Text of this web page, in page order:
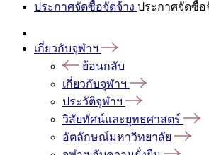
ประกาศจัดซื้อจัดจ้าง ประกาศจัดซื้อ
เกี่ยวกับจุฬาฯ
ย้อนกลับ
เกี่ยวกับจุฬาฯ
ประวัติจุฬาฯ
วิสัยทัศน์และยุทธศาสตร์
อัตลักษณ์มหาวิทยาลัย